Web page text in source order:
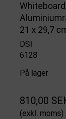
21 x 29,7
DSI
6128
På lager
810,00
(exkl. moms)